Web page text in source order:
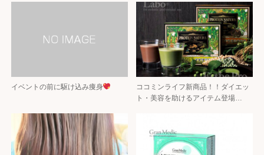
イベントの前に駆け込み痩身
ココミンライフ新商品！！ダイエッ
ト・美容を助けるアイテム登場…